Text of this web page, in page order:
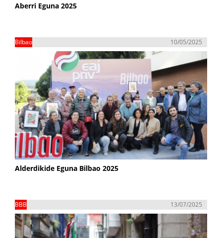
Aberri Eguna 2025
Bilbao 10/05/2025
Alderdikide Eguna Bilbao 2025
BBB 13/07/2025